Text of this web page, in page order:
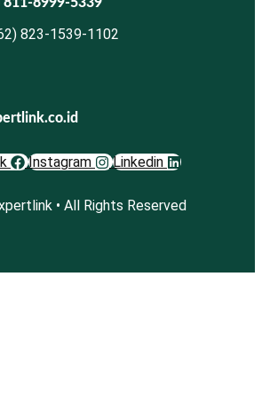
823-1539-1102
Instagram Linkedin
• All Rights Reserved